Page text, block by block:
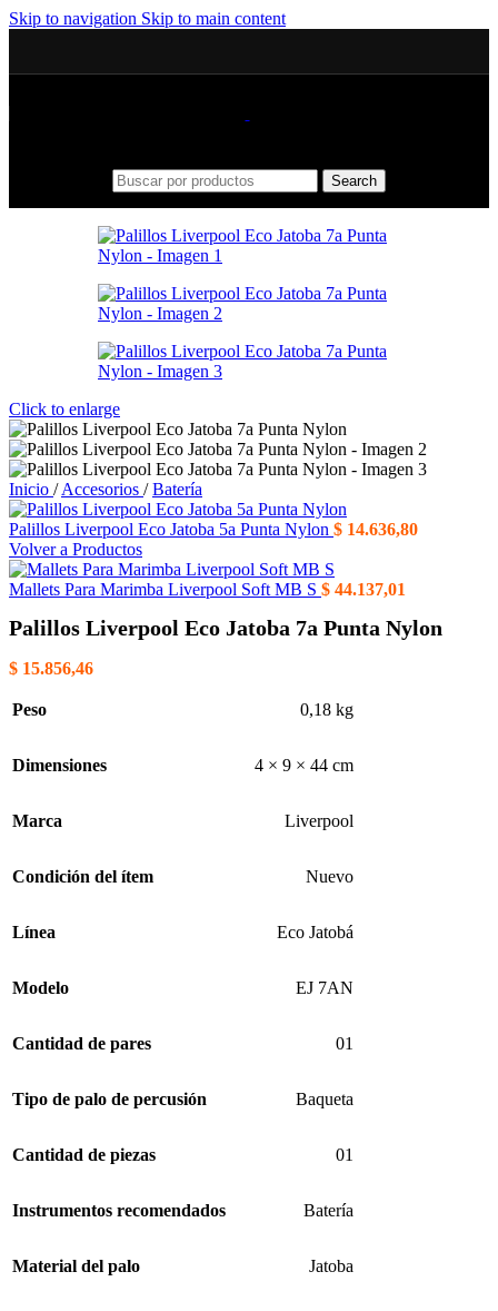
Skip to navigation Skip to main content
Search
Click to enlarge
Inicio / Accesorios / Batería
Palillos Liverpool Eco Jatoba 5a Punta Nylon $ 14.636,80
Volver a Productos
Mallets Para Marimba Liverpool Soft MB S $ 44.137,01
Palillos Liverpool Eco Jatoba 7a Punta Nylon
$ 15.856,46
Peso 0,18 kg
Dimensiones 4 × 9 × 44 cm
Marca Liverpool
Condición del ítem Nuevo
Línea Eco Jatobá
Modelo EJ 7AN
Cantidad de pares 01
Tipo de palo de percusión Baqueta
Cantidad de piezas 01
Instrumentos recomendados Batería
Material del palo Jatoba